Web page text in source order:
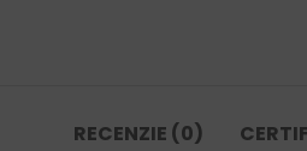
RECENZIE (0)